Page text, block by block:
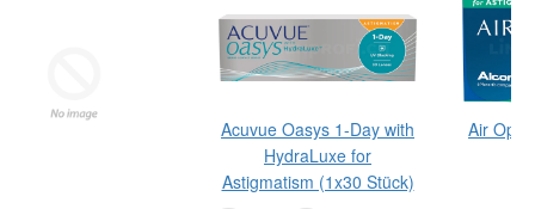
Acuvue Oasys 1-Day with
HydraLuxe for
Astigmatism (1x30 Stück)
Air